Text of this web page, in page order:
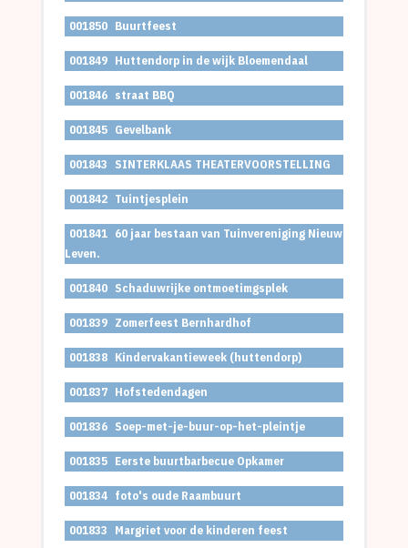
001850 Buurtfeest
001849 Huttendorp in de wijk Bloemendaal
001846 straat BBQ
001845 Gevelbank
001843 SINTERKLAAS THEATERVOORSTELLING
001842 Tuintjesplein
001841 60 jaar bestaan van Tuinvereniging Nieuw
Leven.
001840 Schaduwrijke ontmoetimgsplek
001839 Zomerfeest Bernhardhof
001838 Kindervakantieweek (huttendorp)
001837 Hofstedendagen
001836 Soep-met-je-buur-op-het-pleintje
001835 Eerste buurtbarbecue Opkamer
001834 foto's oude Raambuurt
001833 Margriet voor de kinderen feest